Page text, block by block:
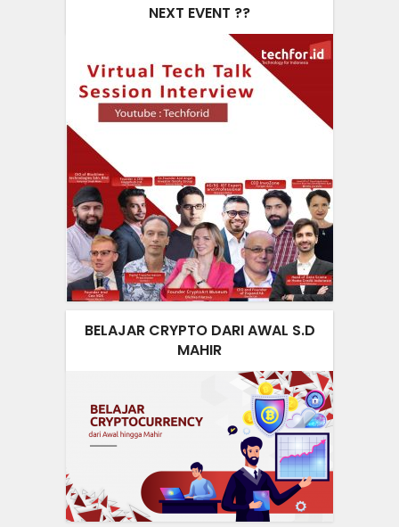
NEXT EVENT ??
BELAJAR CRYPTO DARI AWAL S.D
MAHIR